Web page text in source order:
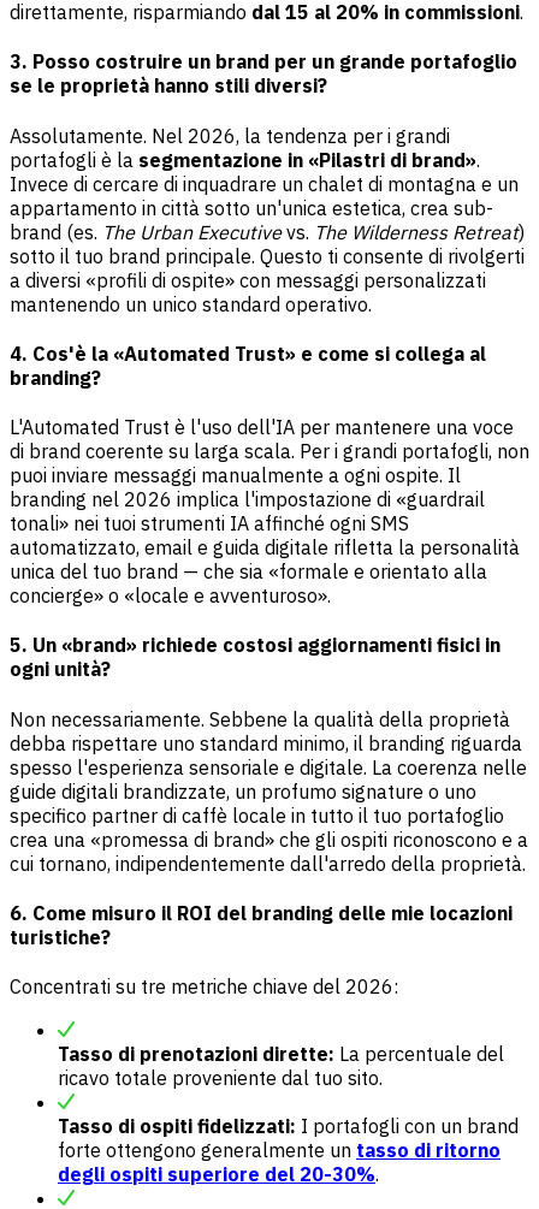
direttamente, risparmiando dal 15 al 20% in commissioni.
3. Posso costruire un brand per un grande portafoglio
se le proprietà hanno stili diversi?
Assolutamente. Nel 2026, la tendenza per i grandi
portafogli è la segmentazione in «Pilastri di brand».
Invece di cercare di inquadrare un chalet di montagna e un
appartamento in città sotto un'unica estetica, crea sub-
brand (es. The Urban Executivevs. The Wilderness Retreat)
sotto il tuo brand principale. Questo ti consente di rivolgerti
a diversi «profili di ospite» con messaggi personalizzati
mantenendo un unico standard operativo.
4. Cos'è la «Automated Trust» e come si collega al
branding?
L'Automated Trust è l'uso dell'IA per mantenere una voce
di brand coerente su larga scala. Per i grandi portafogli, non
puoi inviare messaggi manualmente a ogni ospite. Il
branding nel 2026 implica l'impostazione di «guardrail
tonali» nei tuoi strumenti IA affinché ogni SMS
automatizzato, email e guida digitale rifletta la personalità
unica del tuo brand — che sia «formale e orientato alla
concierge» o «locale e avventuroso».
5. Un «brand» richiede costosi aggiornamenti fisici in
ogni unità?
Non necessariamente. Sebbene la qualità della proprietà
debba rispettare uno standard minimo, il branding riguarda
spesso l'esperienza sensoriale e digitale. La coerenza nelle
guide digitali brandizzate, un profumo signature o uno
specifico partner di caffè locale in tutto il tuo portafoglio
crea una «promessa di brand» che gli ospiti riconoscono e a
cui tornano, indipendentemente dall'arredo della proprietà.
6. Come misuro il ROI del branding delle mie locazioni
turistiche?
Concentrati su tre metriche chiave del 2026:
Tasso di prenotazioni dirette: La percentuale del
ricavo totale proveniente dal tuo sito.
Tasso di ospiti fidelizzati: I portafogli con un brand
forte ottengono generalmente un tasso di ritorno
degli ospiti superiore del 20-30%.